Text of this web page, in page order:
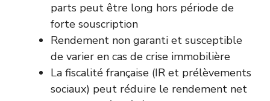
parts peut être long hors période de
forte souscription
Rendement non garanti et susceptible
de varier en cas de crise immobilière
La fiscalité française (IR et prélèvements
sociaux) peut réduire le rendement net